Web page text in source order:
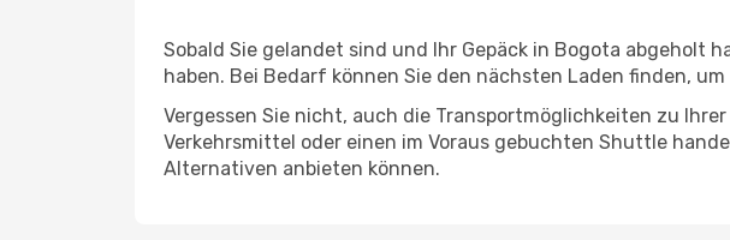
Sobald Sie gelandet sind und Ihr Gepäck in Bogota abgeholt
haben. Bei Bedarf können Sie den nächsten Laden finden,
Vergessen Sie nicht, auch die Transportmöglichkeiten zu
Verkehrsmittel oder einen im Voraus gebuchten Shuttle
Alternativen anbieten können.